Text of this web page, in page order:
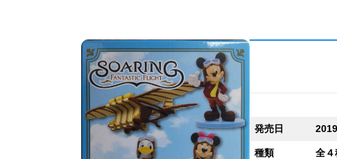
発売日
種類 全４